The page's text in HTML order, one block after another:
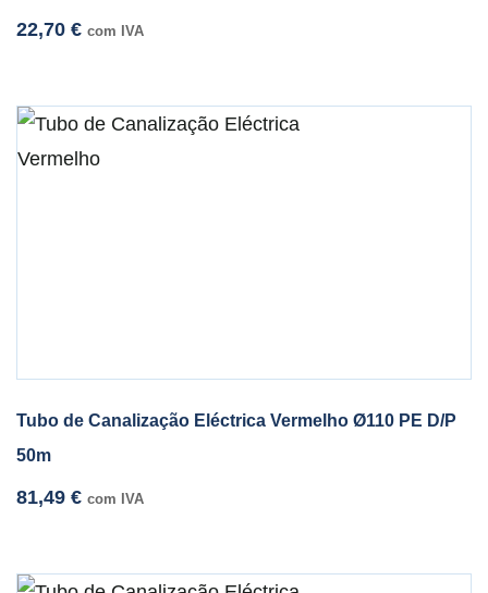
22,70 € com IVA
Tubo de Canalização Eléctrica Vermelho Ø110 PE D/P
50m
81,49 € com IVA